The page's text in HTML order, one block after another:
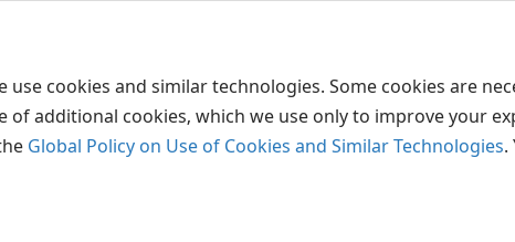
cookies and similar technologies. Some cookies are
of additional cookies, which we use only to improve your
Global Policy on Use of Cookies and Similar Technologies.